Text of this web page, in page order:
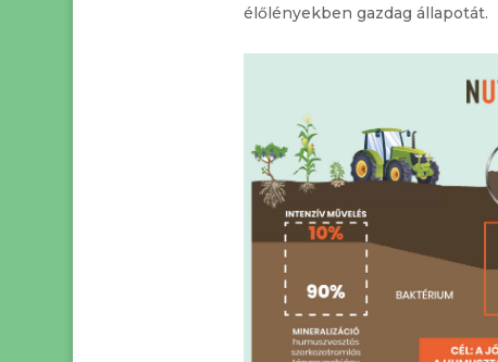
élőlényekben gazdag állapotát.